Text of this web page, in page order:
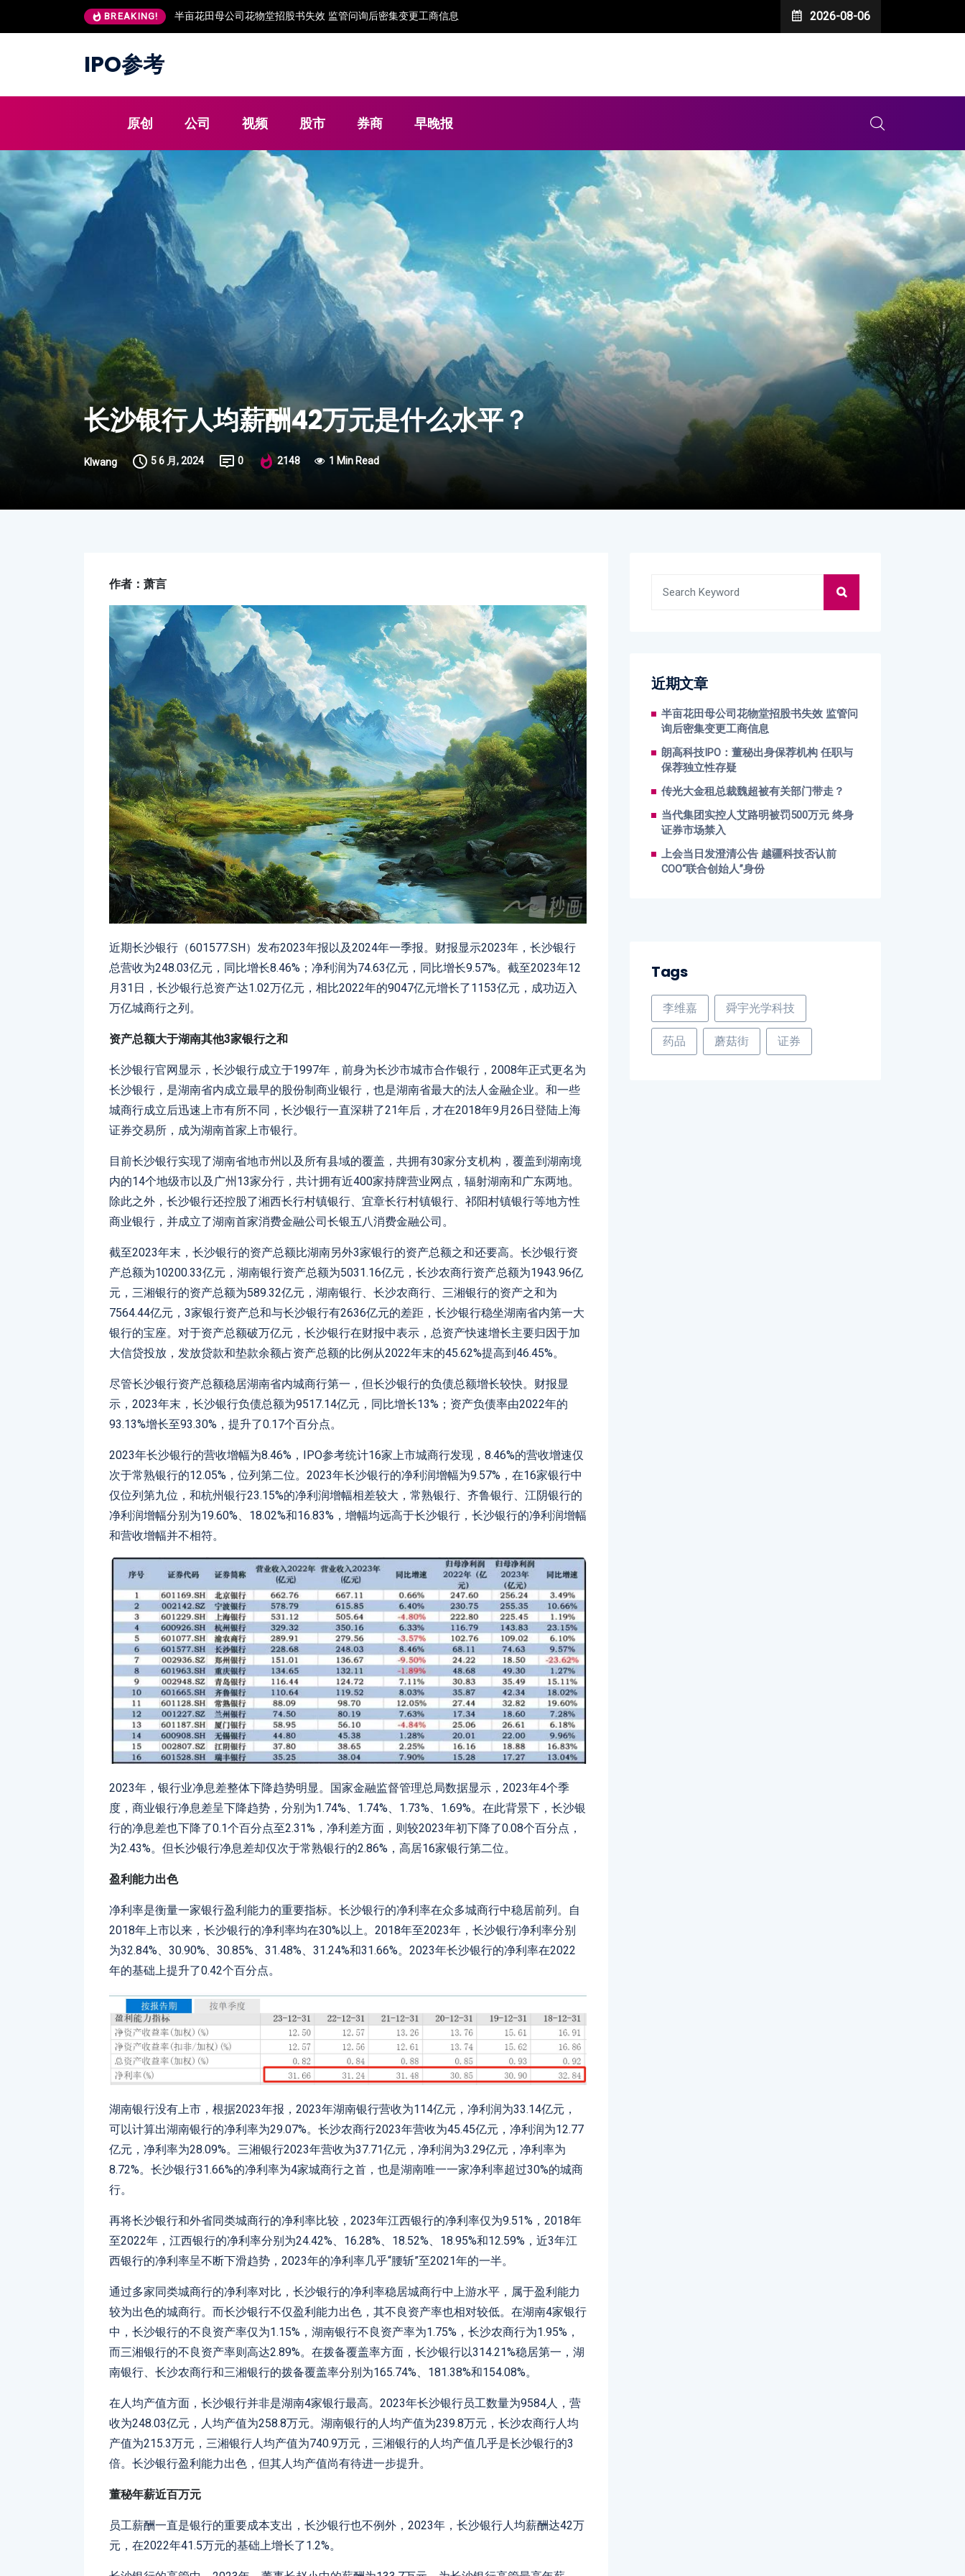
BREAKING! 朗高科技IPO：董秘出身保荐机构 任职与保荐独立性存疑 2026-08-06
IPO参考
原创 公司 视频 股市 券商 早晚报
长沙银行人均薪酬42万元是什么水平？
Klwang 5 6 月, 2024 0 2148 1 Min Read
作者：萧言
近期长沙银行（601577.SH）发布2023年报以及2024年一季报。财报显示2023年，长沙银行
总营收为248.03亿元，同比增长8.46%；净利润为74.63亿元，同比增长9.57%。截至2023年12
月31日，长沙银行总资产达1.02万亿元，相比2022年的9047亿元增长了1153亿元，成功迈入
万亿城商行之列。
资产总额大于湖南其他3家银行之和
长沙银行官网显示，长沙银行成立于1997年，前身为长沙市城市合作银行，2008年正式更名为
长沙银行，是湖南省内成立最早的股份制商业银行，也是湖南省最大的法人金融企业。和一些
城商行成立后迅速上市有所不同，长沙银行一直深耕了21年后，才在2018年9月26日登陆上海
证券交易所，成为湖南首家上市银行。
目前长沙银行实现了湖南省地市州以及所有县域的覆盖，共拥有30家分支机构，覆盖到湖南境
内的14个地级市以及广州13家分行，共计拥有近400家持牌营业网点，辐射湖南和广东两地。
除此之外，长沙银行还控股了湘西长行村镇银行、宜章长行村镇银行、祁阳村镇银行等地方性
商业银行，并成立了湖南首家消费金融公司长银五八消费金融公司。
截至2023年末，长沙银行的资产总额比湖南另外3家银行的资产总额之和还要高。长沙银行资
产总额为10200.33亿元，湖南银行资产总额为5031.16亿元，长沙农商行资产总额为1943.96亿
元，三湘银行的资产总额为589.32亿元，湖南银行、长沙农商行、三湘银行的资产之和为
7564.44亿元，3家银行资产总和与长沙银行有2636亿元的差距，长沙银行稳坐湖南省内第一大
银行的宝座。对于资产总额破万亿元，长沙银行在财报中表示，总资产快速增长主要归因于加
大信贷投放，发放贷款和垫款余额占资产总额的比例从2022年末的45.62%提高到46.45%。
尽管长沙银行资产总额稳居湖南省内城商行第一，但长沙银行的负债总额增长较快。财报显
示，2023年末，长沙银行负债总额为9517.14亿元，同比增长13%；资产负债率由2022年的
93.13%增长至93.30%，提升了0.17个百分点。
2023年长沙银行的营收增幅为8.46%，IPO参考统计16家上市城商行发现，8.46%的营收增速仅
次于常熟银行的12.05%，位列第二位。2023年长沙银行的净利润增幅为9.57%，在16家银行中
仅位列第九位，和杭州银行23.15%的净利润增幅相差较大，常熟银行、齐鲁银行、江阴银行的
净利润增幅分别为19.60%、18.02%和16.83%，增幅均远高于长沙银行，长沙银行的净利润增幅
和营收增幅并不相符。
2023年，银行业净息差整体下降趋势明显。国家金融监督管理总局数据显示，2023年4个季
度，商业银行净息差呈下降趋势，分别为1.74%、1.74%、1.73%、1.69%。在此背景下，长沙银
行的净息差也下降了0.1个百分点至2.31%，净利差方面，则较2023年初下降了0.08个百分点，
为2.43%。但长沙银行净息差却仅次于常熟银行的2.86%，高居16家银行第二位。
盈利能力出色
净利率是衡量一家银行盈利能力的重要指标。长沙银行的净利率在众多城商行中稳居前列。自
2018年上市以来，长沙银行的净利率均在30%以上。2018年至2023年，长沙银行净利率分别
为32.84%、30.90%、30.85%、31.48%、31.24%和31.66%。2023年长沙银行的净利率在2022
年的基础上提升了0.42个百分点。
湖南银行没有上市，根据2023年报，2023年湖南银行营收为114亿元，净利润为33.14亿元，
可以计算出湖南银行的净利率为29.07%。长沙农商行2023年营收为45.45亿元，净利润为12.77
亿元，净利率为28.09%。三湘银行2023年营收为37.71亿元，净利润为3.29亿元，净利率为
8.72%。长沙银行31.66%的净利率为4家城商行之首，也是湖南唯一一家净利率超过30%的城商
行。
再将长沙银行和外省同类城商行的净利率比较，2023年江西银行的净利率仅为9.51%，2018年
至2022年，江西银行的净利率分别为24.42%、16.28%、18.52%、18.95%和12.59%，近3年江
西银行的净利率呈不断下滑趋势，2023年的净利率几乎“腰斩”至2021年的一半。
通过多家同类城商行的净利率对比，长沙银行的净利率稳居城商行中上游水平，属于盈利能力
较为出色的城商行。而长沙银行不仅盈利能力出色，其不良资产率也相对较低。在湖南4家银行
中，长沙银行的不良资产率仅为1.15%，湖南银行不良资产率为1.75%，长沙农商行为1.95%，
而三湘银行的不良资产率则高达2.89%。在拨备覆盖率方面，长沙银行以314.21%稳居第一，湖
南银行、长沙农商行和三湘银行的拨备覆盖率分别为165.74%、181.38%和154.08%。
在人均产值方面，长沙银行并非是湖南4家银行最高。2023年长沙银行员工数量为9584人，营
收为248.03亿元，人均产值为258.8万元。湖南银行的人均产值为239.8万元，长沙农商行人均
产值为215.3万元，三湘银行人均产值为740.9万元，三湘银行的人均产值几乎是长沙银行的3
倍。长沙银行盈利能力出色，但其人均产值尚有待进一步提升。
董秘年薪近百万元
员工薪酬一直是银行的重要成本支出，长沙银行也不例外，2023年，长沙银行人均薪酬达42万
元，在2022年41.5万元的基础上增长了1.2%。
近期文章
半亩花田母公司花物堂招股书失效 监管问
询后密集变更工商信息
朗高科技IPO：董秘出身保荐机构 任职与
保荐独立性存疑
传光大金租总裁魏超被有关部门带走？
当代集团实控人艾路明被罚500万元 终身
证券市场禁入
上会当日发澄清公告 越疆科技否认前
COO“联合创始人”身份
Tags
李维嘉 舜宇光学科技
药品 蘑菇街 证券